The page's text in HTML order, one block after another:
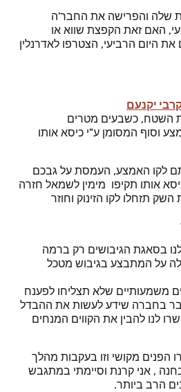
שלה והפרישה את החבר'ה
האם זאת הקפצת שווא או
היום הרביעי, הצטרפו לאדרנלין
יקנעם
השטח, כשבעים מטרים
וסוף המסומן ע"י כיסא אותו
לקו האמצע, העמסת על גבכם
אותו תקיפו מימין לשמאל חזרה
תזחלו לקו הזינוק וחוזר
בסאגת הגיבושים רק ברמה
על המתבצע בגיבוש מטכל
משמעותיים שלא תצליחו לפענח
בחברה שידע לעשות את ההבדל
לנו להבין את הקווים המנחים
הפנים מקושי וזו בעקבות מהלך
, אני קרנת וסיימתי במתגבש
הרב ביותר.